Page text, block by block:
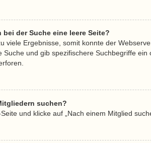
bei der Suche eine leere Seite?
viele Ergebnisse, somit konnte der
Suche und gib spezifischere Suchbegriffe
suchen?
und klicke auf „Nach einem Mitglied